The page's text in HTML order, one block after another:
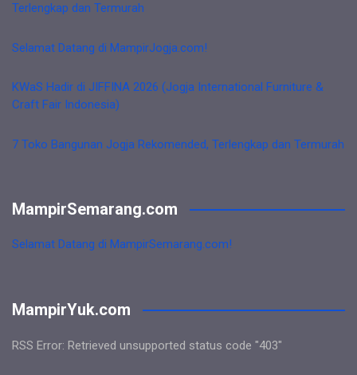
Terlengkap dan Termurah
Selamat Datang di MampirJogja.com!
KWaS Hadir di JIFFINA 2026 (Jogja International Furniture &
Craft Fair Indonesia)
7 Toko Bangunan Jogja Rekomended, Terlengkap dan Termurah
MampirSemarang.com
Selamat Datang di MampirSemarang.com!
MampirYuk.com
RSS Error: Retrieved unsupported status code "403"